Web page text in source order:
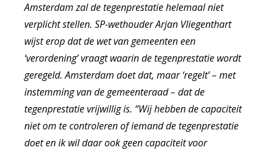
Amsterdam zal de tegenprestatie helemaal niet
verplicht stellen. SP-wethouder Arjan Vliegenthart
wijst erop dat de wet van gemeenten een
‘verordening’ vraagt waarin de tegenprestatie wordt
geregeld. Amsterdam doet dat, maar ‘regelt’ – met
instemming van de gemeenteraad – dat de
tegenprestatie vrijwillig is. “Wij hebben de capaciteit
niet om te controleren of iemand de tegenprestatie
doet en ik wil daar ook geen capaciteit voor